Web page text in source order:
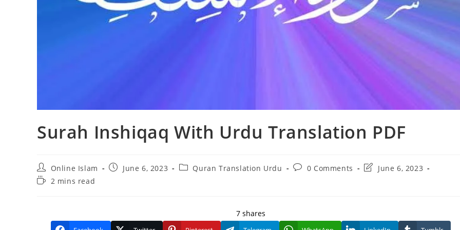
Surah Inshiqaq With Urdu Translation PDF
Post
author:
Online Islam
PostJune 6, 2023
PostQuran Translation Urdu
Post0 Comments
PostJune 6, 2023
Reading2 mins read
7 shares